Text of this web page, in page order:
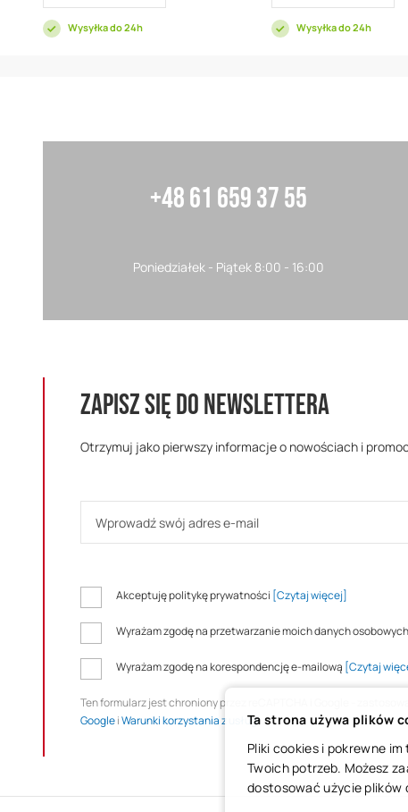
Wysyłka do 24h Wysyłka do 24h
+48 61 659 37 55
Poniedziałek - Piątek 8:00 - 16:00
ZAPISZ SIĘ DO NEWSLETTERA
Otrzymuj jako pierwszy informacje o nowościach i
Akceptuję politykę prywatności [Czytaj więcej]
Wyrażam zgodę na przetwarzanie moich danych osobowych
Wyrażam zgodę na korespondencję e-mailową [Czytaj
Ten formularz jest chroniony przez reCAPTCHA i Google -
GoogleiWarunki korzystania z usługiTa strona używa plików
Pliki cookies i pokrewne
Twoich potrzeb. Możesz
dostosować użycie plików